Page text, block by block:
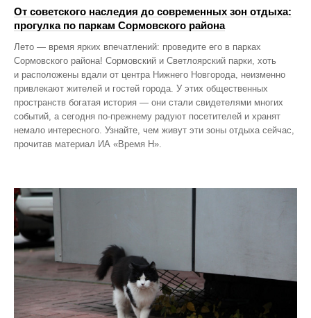
От советского наследия до современных зон отдыха:
прогулка по паркам Сормовского района
Лето — время ярких впечатлений: проведите его в парках
Сормовского района! Сормовский и Светлоярский парки, хоть
и расположены вдали от центра Нижнего Новгорода, неизменно
привлекают жителей и гостей города. У этих общественных
пространств богатая история — они стали свидетелями многих
событий, а сегодня по‑прежнему радуют посетителей и хранят
немало интересного. Узнайте, чем живут эти зоны отдыха сейчас,
прочитав материал ИА «Время Н».